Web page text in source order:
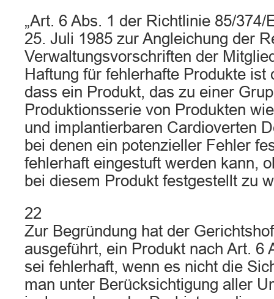
„Art. 6 Abs. 1 der Richtlinie 85/
25. Juli 1985 zur Angleichung der
Verwaltungsvorschriften der
Haftung für fehlerhafte Produkte ist
dass ein Produkt, das zu einer
Produktionsserie von Produkten
und implantierbaren Cardioverten
bei denen ein potenzieller Fehler
fehlerhaft eingestuft werden kann,
bei diesem Produkt festgestellt zu
22
Zur Begründung hat der
ausgeführt, ein Produkt nach Art. 6
sei fehlerhaft, wenn es nicht die
man unter Berücksichtigung aller